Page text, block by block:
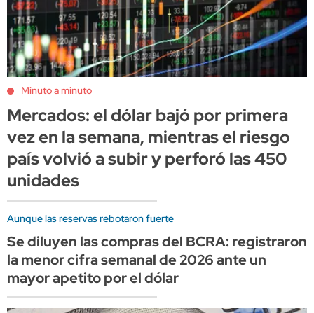
Minuto a minuto
Mercados: el dólar bajó por primera
vez en la semana, mientras el riesgo
país volvió a subir y perforó las 450
unidades
Aunque las reservas rebotaron fuerte
Se diluyen las compras del BCRA: registraron
la menor cifra semanal de 2026 ante un
mayor apetito por el dólar